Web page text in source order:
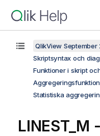
QlikView September
Skriptsyntax och
Funktioner i skript
Statistiska
LINEST_M -